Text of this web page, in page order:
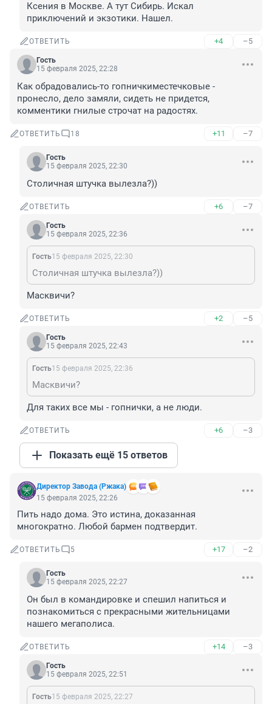
Ксения в Москве. А тут Сибирь. Искал
приключений и экзотики. Нашел.
ОТВЕТИТЬ +4 –5
Гость
15 февраля 2025, 22:28
Как обрадовались-то гопничкиместечковые -
пронесло, дело замяли, сидеть не придется,
комментики гнилые строчат на радостях.
ОТВЕТИТЬ 18 +11 –7
Гость
15 февраля 2025, 22:30
Столичная штучка вылезла?))
ОТВЕТИТЬ +6 –7
Гость
15 февраля 2025, 22:36
Гость15 февраля 2025, 22:30
Столичная штучка вылезла?))
Масквичи?
ОТВЕТИТЬ +2 –5
Гость
15 февраля 2025, 22:43
Гость15 февраля 2025, 22:36
Масквичи?
Для таких все мы - гопнички, а не люди.
ОТВЕТИТЬ +6 –3
Показать ещё 15 ответов
Директор Завода (Ржака)
15 февраля 2025, 22:26
Пить надо дома. Это истина, доказанная
многократно. Любой бармен подтвердит.
ОТВЕТИТЬ 5 +17 –2
Гость
15 февраля 2025, 22:27
Он был в командировке и спешил напиться и
познакомиться с прекрасными жительницами
нашего мегаполиса.
ОТВЕТИТЬ +14 –3
Гость
15 февраля 2025, 22:51
Гость15 февраля 2025, 22:27